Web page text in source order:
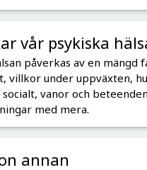
vår psykiska
påverkas av en mängd
villkor under uppväxten,
vanor och
med mera.
annan